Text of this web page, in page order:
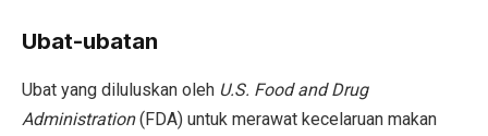
Ubat-ubatan
Ubat yang diluluskan oleh U.S. Food and Drug
Administration(FDA) untuk merawat kecelaruan makan